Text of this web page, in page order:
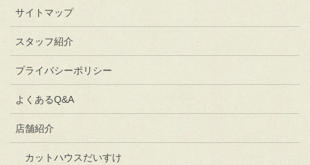
サイトマップ
スタッフ紹介
プライバシーポリシー
よくあるQ&A
店舗紹介
カットハウスだいすけ